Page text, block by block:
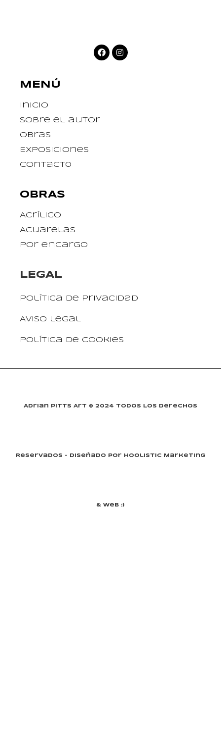
MENÚ
Inicio
Sobre el autor
Obras
Exposiciones
Contact0
OBRAS
Acrílico
Acuarelas
Por encargo
LEGAL
Política de privacidad
Aviso legal
Política de cookies
Adrian Pitts Art © 2024 Todos Los Derechos
Reservados - Diseñado Por Hoolistic Marketing
& Web :)